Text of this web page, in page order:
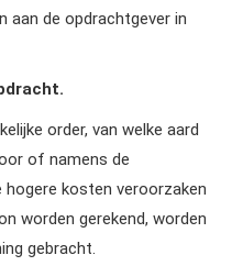
aan de opdrachtgever in
order, van welke aard
of namens de
kosten veroorzaken
worden gerekend, worden
gebracht.